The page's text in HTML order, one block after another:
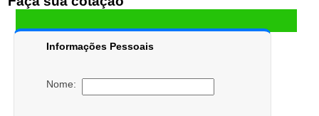
Informações Pessoais
Nome: